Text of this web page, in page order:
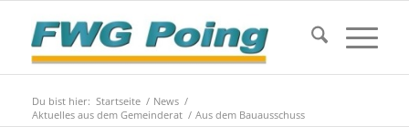
Du bist hier: Startseite / News /
Aktuelles aus dem Gemeinderat / Aus dem Bauausschuss